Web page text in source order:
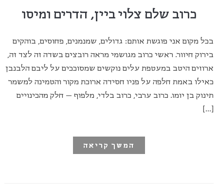
כרוב שלם צלוי ביין, הדרים ומיסו
בכל מקום אני פוגשת אותם: גדולים, שמנמנים, פחוסים, בוהקים
בירוק חיוור. ראשי כרוב מגושמי מראה רובצים בשדה זה לצד זה,
ארוזים היטב במעטפת עלים נוקשים שמסוככים על ליבם הלבנבן
כאילו באמת חלפה על פניו חסידה ארוכת מקור והטמינה למשמר
תינוק בן יומו. כרוב ערבי, כרוב בלדי, מלפוף – חלק מהכינויים
[…]
המשך קריאה